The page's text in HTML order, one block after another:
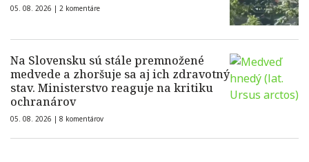
05. 08. 2026 | 2 komentáre
Na Slovensku sú stále premnožené
medvede a zhoršuje sa aj ich zdravotný
stav. Ministerstvo reaguje na kritiku
ochranárov
05. 08. 2026 | 8 komentárov